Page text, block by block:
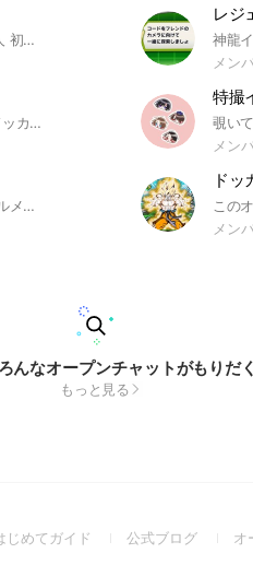
ドラゴンボールレジェンズやってる人 初心者から上級者まで大歓迎です！
メン
見つけてくれてありがとう!(´▽｀) ドッカンバトルオプチャです！ほかのオプチャの人たち強すぎてついていけない！あると思います…そんな貴方にうちのオプチャ！まったりとやってる人が殆どなので詳しくなくても皆が教えてくれます！良ければ入ってください😊 #即抜けだめ #荒らしだめ #ドッカンバトル #ドカバト
特撮
メン
レジェンズ一緒にやろう！！！！ ギルメン・フレマ・レイド募集など何でもあり！！別ゲー等の雑談も全然OK！とにかく楽しくやろう！！！ 注意事項 オプチャの宣伝等は許可とってからにしてください 垢販売や垢交換・その他規約違反行為はNG 最低限のマナーやモラルは守ってください！ #ドラゴンボールレジェンズ #レジェンズ #TOSHIは神
ドッ
メン
んなオープンチャットがもりだ
もっと見る
じめてガイド
(Open公式ブログ
(Openオ